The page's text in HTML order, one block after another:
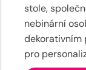
stole,
nebinární
dekorativním
pro